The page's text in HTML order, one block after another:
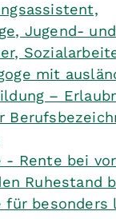
Jugend- und
mit
–
- Rente bei
Ruhestand
besonders